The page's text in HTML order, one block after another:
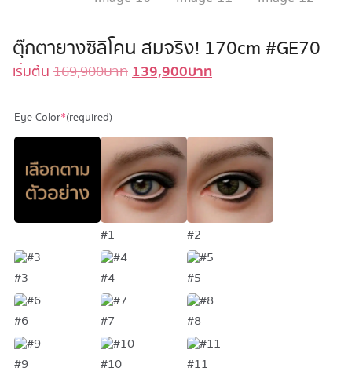
ตุ๊กตายางซิลิโคน สมจริง! 170cm #GE70
เริ่มต้น 169,900บาทOriginal
169,900 บาท.
139,900บาทCurrent
139,900 บาท.
Eye Color*(required)
#1 #2
#3 #4 #5
#6 #7 #8
#9 #10 #11